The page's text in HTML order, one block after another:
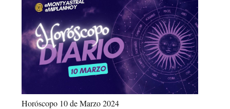
Horóscopo 10 de Marzo 2024